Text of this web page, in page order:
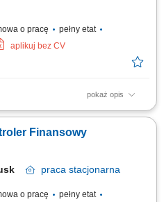
o pracę
pełny etat
aplikuj bez CV
pokaż opis
monitorowanie wyników sprzedaży.
zakupowych.
Współpraca z Zarządem
Finansowy
praca stacjonarna
o pracę
pełny etat